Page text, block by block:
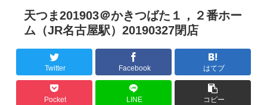
天つま201903＠かきつばた１，２番ホー
ム（JR名古屋駅）20190327閉店
Twitter Facebook はてブ
Pocket LINE コピー